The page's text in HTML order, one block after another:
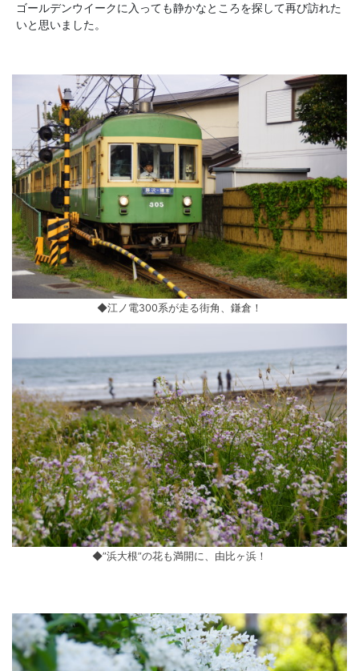
ゴールデンウイークに入っても静かなところを探して再び訪れた
いと思いました。
◆江ノ電300系が走る街角、鎌倉！
◆”浜大根”の花も満開に、由比ヶ浜！